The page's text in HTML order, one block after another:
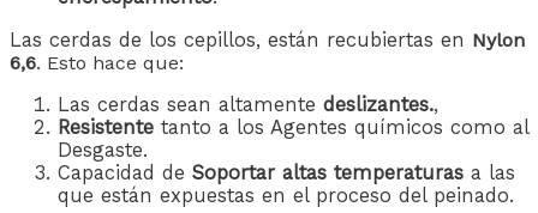
Las cerdas de los cepillos, están recubiertas en Nylon
6,6. Esto hace que:
Las cerdas sean altamente deslizantes.,
Resistente tanto a los Agentes químicos como al
Desgaste.
Capacidad de Soportar altas temperaturas a las
que están expuestas en el proceso del peinado.